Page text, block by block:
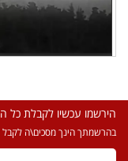
הירשמו עכשיו לקבלת כל
בהרשמתך הינך מסכים\ה לקבל